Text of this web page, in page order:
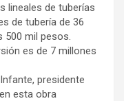
lineales de tuberías
de tubería de 36
500 mil pesos.
es de 7 millones
presidente
esta obra